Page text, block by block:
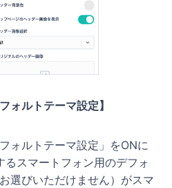
ォルトテーマ設定】
ォルトテーマ設定」をONに
るスマートフォン用のデフォ
選びいただけません）がスマ